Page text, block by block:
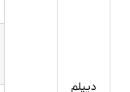
دیپلم